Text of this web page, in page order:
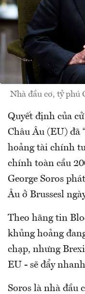
Nhà đầu cơ, tỷ phú
Quyết định của
Châu Âu (EU) đã
hoảng tài chính
chính toàn cầu
George Soros
Âu ở Brussesl
Theo hãng tin
khủng hoảng
chạp, nhưng
EU - sẽ đẩy
Soros là nhà đầu